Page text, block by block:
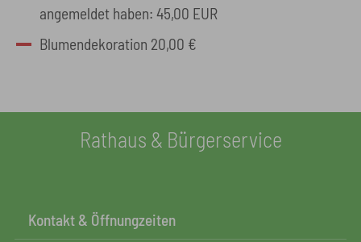
angemeldet haben: 45,00 EUR
Blumendekoration 20,00 €
Rathaus & Bürgerservice
Kontakt & Öffnungzeiten